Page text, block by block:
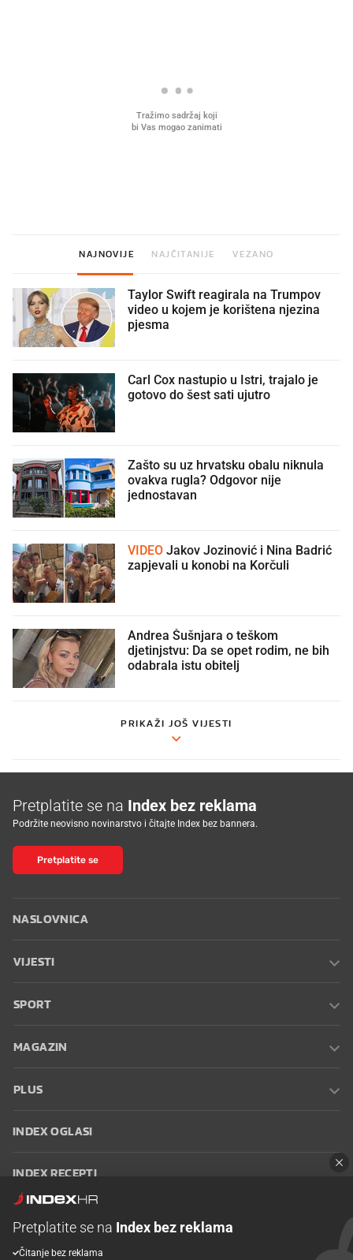
NAJNOVIJE NAJČITANIJE VEZANO
Taylor Swift reagirala na Trumpov
video u kojem je korištena njezina
pjesma
Carl Cox nastupio u Istri, trajalo je
gotovo do šest sati ujutro
Zašto su uz hrvatsku obalu niknula
ovakva rugla? Odgovor nije
jednostavan
VIDEO
zapjevali u konobi na Korčuli
Andrea Šušnjara o teškom
djetinjstvu: Da se opet rodim, ne bih
odabrala istu obitelj
PRIKAŽI JOŠ VIJESTI
Pretplatite se na Index bez reklama
Podržite neovisno novinarstvo i čitajte Index bez bannera.
Pretplatite se
NASLOVNICA
VIJESTI
SPORT
MAGAZIN
PLUS
INDEX OGLASI
INDEX RECEPTI
Oglašavanje Zaposli se na Indexu
Pretplatite se na Index bez reklama
Čitanje bez reklama